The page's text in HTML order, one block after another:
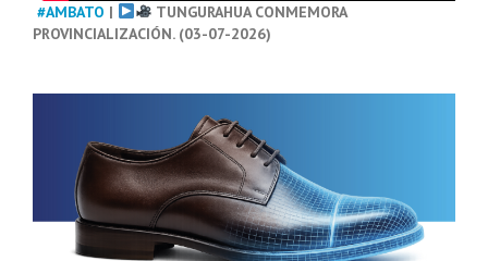
#AMBATO |
TUNGURAHUA CONMEMORA
PROVINCIALIZACIÓN. (03-07-2026)